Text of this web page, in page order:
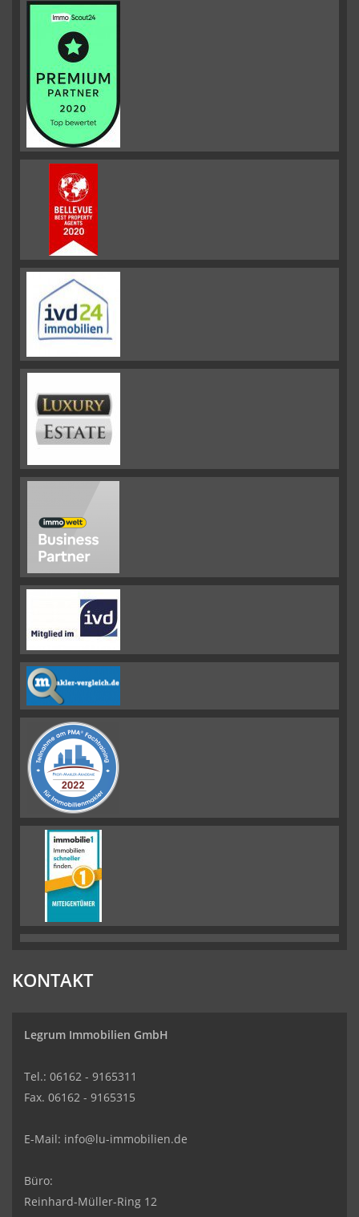
KONTAKT
Legrum Immobilien GmbH
Tel.: 06162 - 9165311
Fax. 06162 - 9165315
E-Mail: info@lu-immobilien.de
Büro:
Reinhard-Müller-Ring 12